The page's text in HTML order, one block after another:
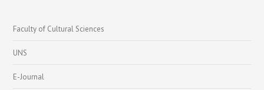
Faculty of Cultural Sciences
UNS
E-Journal